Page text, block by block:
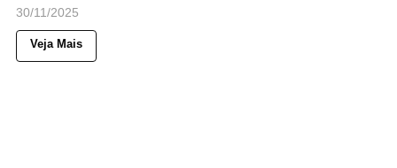
30/11/2025
Veja Mais